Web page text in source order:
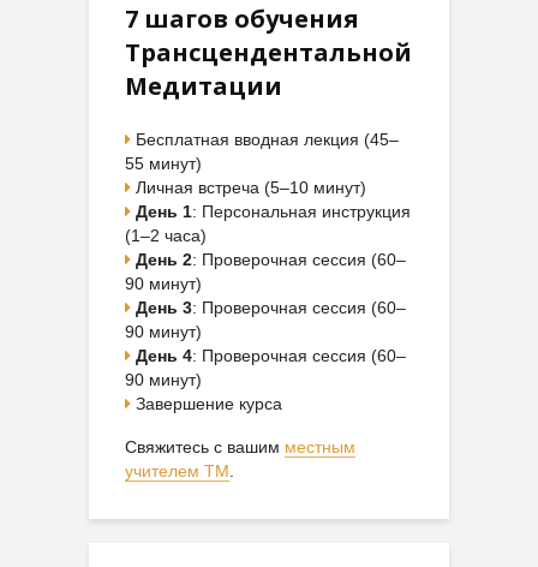
7 шагов обучения
Трансцендентальной
Медитации
Бесплатная вводная лекция (45–
55 минут)
Личная встреча (5–10 минут)
День 1: Персональная инструкция
(1–2 часа)
День 2: Проверочная сессия (60–
90 минут)
День 3: Проверочная сессия (60–
90 минут)
День 4: Проверочная сессия (60–
90 минут)
Завершение курса
Свяжитесь с вашим местным
учителем ТМ